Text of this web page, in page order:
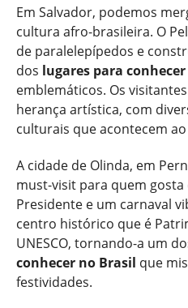
Em Salvador, podemos
cultura afro-brasileira. O
de paralelepípedos e
dos lugares para
emblemáticos. Os
herança artística, com
culturais que acontecem
A cidade de Olinda, em
must-visit para quem
Presidente e um carnaval
centro histórico que é
UNESCO, tornando-a um
conhecer no Brasil que
festividades.